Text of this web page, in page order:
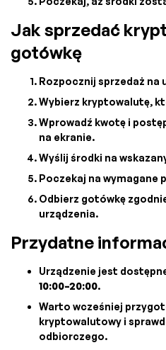
Jak sprzedać
gotówkę
Rozpocznij sprzedaż na
Wybierz kryptowalutę,
Wprowadź kwotę i
na ekranie.
Wyślij środki na
Poczekaj na wymagane
Odbierz gotówkę
urządzenia.
Przydatne
Urządzenie jest
10:00–20:00.
Warto wcześniej
kryptowalutowy i
odbiorczego.